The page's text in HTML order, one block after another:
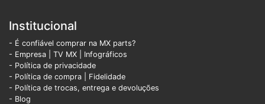
Institucional
- É confiável comprar na MX parts?
- Empresa
TV MX
Infográficos
- Política de privacidade
- Política de compra | Fidelidade
- Política de trocas, entrega e devoluções
- Blog